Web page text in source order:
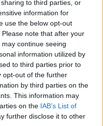
to third parties, or
information for
use the below opt-out
note that after your
continue seeing
information utilized by
to third parties prior to
opt-out of the further
by third parties on the
This information may
on the IAB’s List of
further disclose it to other
Show 2026: Η
του ελληνικού
ραντεβού στο
τετραήμερο 15-18
2026
GREECE και
δυνάμεις για την
των εξαγωγών